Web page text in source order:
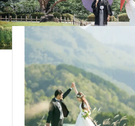
検索結果：1件